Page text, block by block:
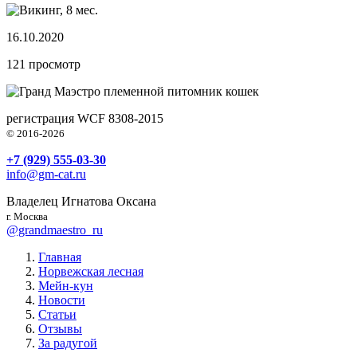
16.10.2020
121 просмотр
племенной питомник кошек
регистрация WCF 8308-2015
© 2016-2026
+7 (929) 555-03-30
info@gm-cat.ru
Владелец Игнатова Оксана
г. Москва
@grandmaestro_ru
Главная
Норвежская лесная
Мейн-кун
Новости
Статьи
Отзывы
За радугой